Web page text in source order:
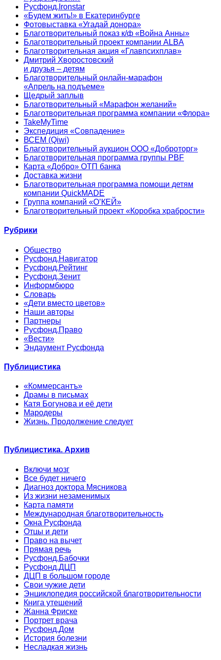
Русфонд.Ironstar
«Будем жить!» в Екатеринбурге
Фотовыставка «Угадай донора»
Благотворительный показ к/ф «Война Анны»
Благотворительный проект компании ALBA
Благотворительная акция «Главпсихплав»
Дмитрий Хворостовский
и друзья – детям
Благотворительный онлайн‑марафон
«Апрель на подъеме»
Щедрый заплыв
Благотворительный «Марафон желаний»
Благотворительная программа компании «Флора»
TakeMyTime
Экспедиция «Совпадение»
ВСЕМ (Qiwi)
Благотворительный аукцион ООО «Доброторг»
Благотворительная программа группы PBF
Карта «Добро» ОТП банка
Доставка жизни
Благотворительная программа помощи детям
компании QuickMADE
Группа компаний «О’КЕЙ»
Благотворительный проект «Коробка храбрости»
Рубрики
Общество
Русфонд.Навигатор
Русфонд.Рейтинг
Русфонд.Зенит
Информбюро
Словарь
«Дети вместо цветов»
Наши авторы
Партнеры
Русфонд.Право
«Вести»
Эндаумент Русфонда
Публицистика
«Коммерсантъ»
Драмы в письмах
Катя Богунова и её дети
Мародеры
Жизнь. Продолжение следует
Публицистика. Архив
Включи мозг
Все будет ничего
Диагноз доктора Мясникова
Из жизни незаменимых
Карта памяти
Международная благотворительность
Окна Русфонда
Отцы и дети
Право на вычет
Прямая речь
Русфонд.Бабочки
Русфонд.ДЦП
ДЦП в большом городе
Свои чужие дети
Энциклопедия российской благотворительности
Книга утешений
Жанна Фриске
Портрет врача
Русфонд.Дом
История болезни
Несладкая жизнь